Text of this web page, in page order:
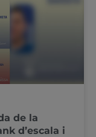
de la
d’escala i